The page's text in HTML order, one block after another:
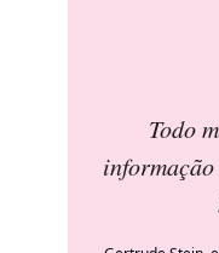
Todo